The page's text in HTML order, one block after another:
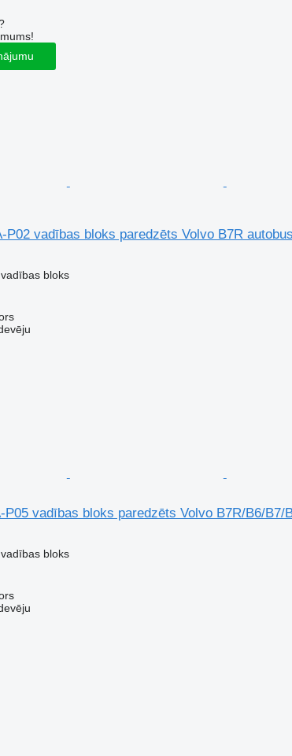
P02 vadības bloks paredzēts Volvo B7R
bloks
P05 vadības bloks paredzēts Volvo B7R/B6/B7/
bloks